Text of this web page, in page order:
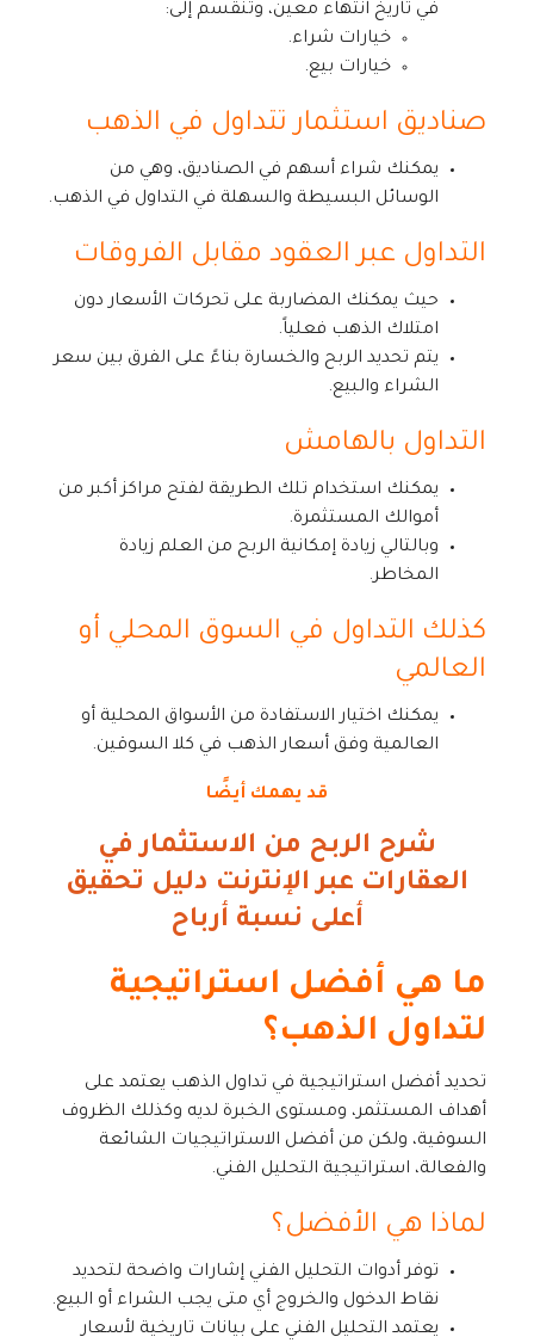
في تاريخ انتهاء معين، وتنقسم إلى:
خيارات شراء.
خيارات بيع.
صناديق استثمار تتداول في الذهب
يمكنك شراء أسهم في الصناديق، وهي من
الوسائل البسيطة والسهلة في التداول في الذهب.
التداول عبر العقود مقابل الفروقات
حيث يمكنك المضاربة على تحركات الأسعار دون
امتلاك الذهب فعلياً.
يتم تحديد الربح والخسارة بناءً على الفرق بين سعر
الشراء والبيع.
التداول بالهامش
يمكنك استخدام تلك الطريقة لفتح مراكز أكبر من
أموالك المستثمرة.
وبالتالي زيادة إمكانية الربح من العلم زيادة
المخاطر.
كذلك التداول في السوق المحلي أو
العالمي
يمكنك اختيار الاستفادة من الأسواق المحلية أو
العالمية وفق أسعار الذهب في كلا السوقين.
قد يهمك أيضًا
شرح الربح من الاستثمار في
العقارات عبر الإنترنت دليل تحقيق
أعلى نسبة أرباح
ما هي أفضل استراتيجية
لتداول الذهب؟
تحديد أفضل استراتيجية في تداول الذهب يعتمد على
أهداف المستثمر، ومستوى الخبرة لديه وكذلك الظروف
السوقية، ولكن من أفضل الاستراتيجيات الشائعة
والفعالة، استراتيجية التحليل الفني.
لماذا هي الأفضل؟
توفر أدوات التحليل الفني إشارات واضحة لتحديد
نقاط الدخول والخروج أي متى يجب الشراء أو البيع.
يعتمد التحليل الفني على بيانات تاريخية لأسعار